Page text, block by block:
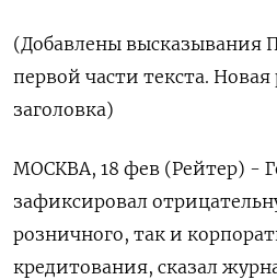
(Добавлены высказывания
первой части текста.
заголовка)
МОСКВА, 18 фев (Рейтер) -
зафиксировал
розничного, так и
кредитования, сказал